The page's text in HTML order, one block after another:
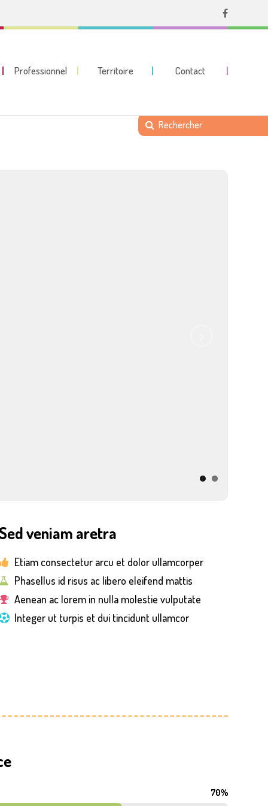
Professionnel Territoire Contact
veniam aretra
Etiam consectetur arcu et dolor ullamcorper
Phasellus id risus ac libero eleifend mattis
Aenean ac lorem in nulla molestie vulputate
Integer ut turpis et dui tincidunt ullamcor
70%